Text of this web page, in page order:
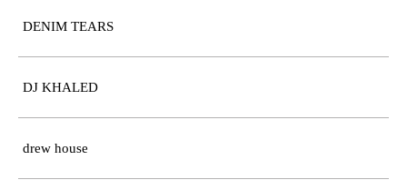
DENIM TEARS
DJ KHALED
drew house